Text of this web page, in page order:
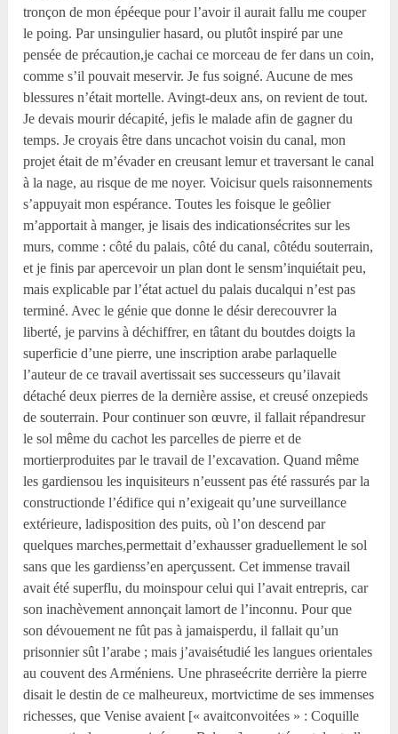
tronçon de mon épéeque pour l’avoir il aurait fallu me couper
le poing. Par unsingulier hasard, ou plutôt inspiré par une
pensée de précaution,je cachai ce morceau de fer dans un coin,
comme s’il pouvait meservir. Je fus soigné. Aucune de mes
blessures n’était mortelle. Avingt-deux ans, on revient de tout.
Je devais mourir décapité, jefis le malade afin de gagner du
temps. Je croyais être dans uncachot voisin du canal, mon
projet était de m’évader en creusant lemur et traversant le canal
à la nage, au risque de me noyer. Voicisur quels raisonnements
s’appuyait mon espérance. Toutes les foisque le geôlier
m’apportait à manger, je lisais des indicationsécrites sur les
murs, comme : côté du palais, côté du canal, côtédu souterrain,
et je finis par apercevoir un plan dont le sensm’inquiétait peu,
mais explicable par l’état actuel du palais ducalqui n’est pas
terminé. Avec le génie que donne le désir derecouvrer la
liberté, je parvins à déchiffrer, en tâtant du boutdes doigts la
superficie d’une pierre, une inscription arabe parlaquelle
l’auteur de ce travail avertissait ses successeurs qu’ilavait
détaché deux pierres de la dernière assise, et creusé onzepieds
de souterrain. Pour continuer son œuvre, il fallait répandresur
le sol même du cachot les parcelles de pierre et de
mortierproduites par le travail de l’excavation. Quand même
les gardiensou les inquisiteurs n’eussent pas été rassurés par la
constructionde l’édifice qui n’exigeait qu’une surveillance
extérieure, ladisposition des puits, où l’on descend par
quelques marches,permettait d’exhausser graduellement le sol
sans que les gardienss’en aperçussent. Cet immense travail
avait été superflu, du moinspour celui qui l’avait entrepris, car
son inachèvement annonçait lamort de l’inconnu. Pour que
son dévouement ne fût pas à jamaisperdu, il fallait qu’un
prisonnier sût l’arabe ; mais j’avaisétudié les langues orientales
au couvent des Arméniens. Une phraseécrite derrière la pierre
disait le destin de ce malheureux, mortvictime de ses immenses
richesses, que Venise avaient [« avaitconvoitées » : Coquille